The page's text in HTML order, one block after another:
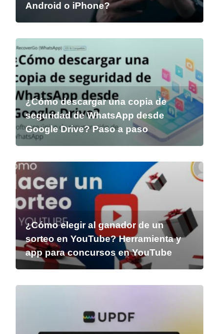
Android o iPhone?
¿Cómo descargar una copia de
seguridad de WhatsApp desde
Google Drive? Paso a paso
¿Cómo elegir al ganador de un
sorteo en YouTube? Herramienta y
app para concursos en YouTube